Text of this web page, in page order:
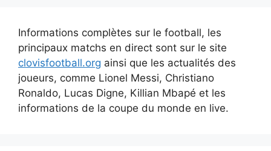
Informations complètes sur le football, les
principaux matchs en direct sont sur le site
clovisfootball.org ainsi que les actualités des
joueurs, comme Lionel Messi, Christiano
Ronaldo, Lucas Digne, Killian Mbapé et les
informations de la coupe du monde en live.